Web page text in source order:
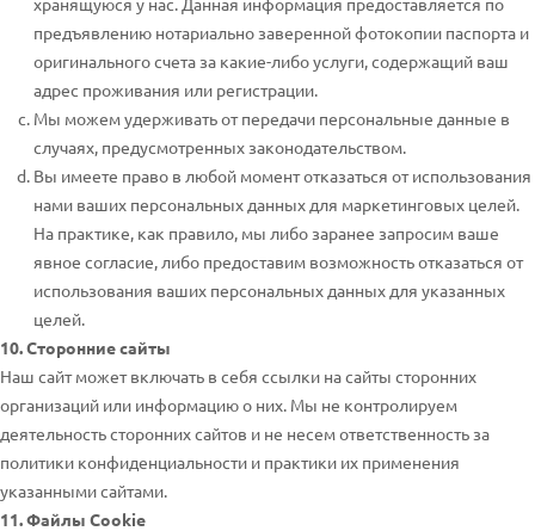
предъявлению нотариально заверенной фотокопии паспорта и
оригинального счета за какие-либо услуги, содержащий ваш
адрес проживания или регистрации.
Мы можем удерживать от передачи персональные данные в
случаях, предусмотренных законодательством.
Вы имеете право в любой момент отказаться от использования
нами ваших персональных данных для маркетинговых целей.
На практике, как правило, мы либо заранее запросим ваше
явное согласие, либо предоставим возможность отказаться от
использования ваших персональных данных для указанных
целей.
10. Сторонние сайты
Наш сайт может включать в себя ссылки на сайты сторонних
организаций или информацию о них. Мы не контролируем
деятельность сторонних сайтов и не несем ответственность за
политики конфиденциальности и практики их применения
указанными сайтами.
11. Файлы Cookie